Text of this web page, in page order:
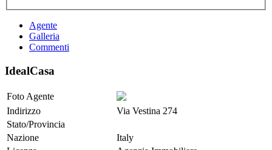
Agente
Galleria
Commenti
IdealCasa
Foto Agente
Indirizzo
Via Vestina 274
Stato/Provincia
Nazione
Italy